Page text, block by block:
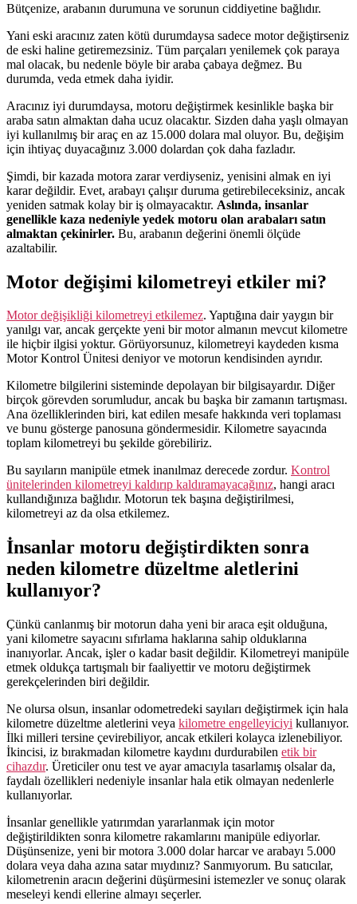
Bütçenize, arabanın durumuna ve sorunun ciddiyetine bağlıdır.
Yani eski aracınız zaten kötü durumdaysa sadece motor değiştirseniz
de eski haline getiremezsiniz. Tüm parçaları yenilemek çok paraya
mal olacak, bu nedenle böyle bir araba çabaya değmez. Bu
durumda, veda etmek daha iyidir.
Aracınız iyi durumdaysa, motoru değiştirmek kesinlikle başka bir
araba satın almaktan daha ucuz olacaktır. Sizden daha yaşlı olmayan
iyi kullanılmış bir araç en az 15.000 dolara mal oluyor. Bu, değişim
için ihtiyaç duyacağınız 3.000 dolardan çok daha fazladır.
Şimdi, bir kazada motora zarar verdiyseniz, yenisini almak en iyi
karar değildir. Evet, arabayı çalışır duruma getirebileceksiniz, ancak
yeniden satmak kolay bir iş olmayacaktır. Aslında, insanlar
genellikle kaza nedeniyle yedek motoru olan arabaları satın
almaktan çekinirler. Bu, arabanın değerini önemli ölçüde
azaltabilir.
Motor değişimi kilometreyi etkiler mi?
Motor değişikliği kilometreyi etkilemez. Yaptığına dair yaygın bir
yanılgı var, ancak gerçekte yeni bir motor almanın mevcut kilometre
ile hiçbir ilgisi yoktur. Görüyorsunuz, kilometreyi kaydeden kısma
Motor Kontrol Ünitesi deniyor ve motorun kendisinden ayrıdır.
Kilometre bilgilerini sisteminde depolayan bir bilgisayardır. Diğer
birçok görevden sorumludur, ancak bu başka bir zamanın tartışması.
Ana özelliklerinden biri, kat edilen mesafe hakkında veri toplaması
ve bunu gösterge panosuna göndermesidir. Kilometre sayacında
toplam kilometreyi bu şekilde görebiliriz.
Bu sayıların manipüle etmek inanılmaz derecede zordur. Kontrol
ünitelerinden kilometreyi kaldırıp kaldıramayacağınız, hangi aracı
kullandığınıza bağlıdır. Motorun tek başına değiştirilmesi,
kilometreyi az da olsa etkilemez.
İnsanlar motoru değiştirdikten sonra
neden kilometre düzeltme aletlerini
kullanıyor?
Çünkü canlanmış bir motorun daha yeni bir araca eşit olduğuna,
yani kilometre sayacını sıfırlama haklarına sahip olduklarına
inanıyorlar. Ancak, işler o kadar basit değildir. Kilometreyi manipüle
etmek oldukça tartışmalı bir faaliyettir ve motoru değiştirmek
gerekçelerinden biri değildir.
Ne olursa olsun, insanlar odometredeki sayıları değiştirmek için hala
kilometre düzeltme aletlerini veya kilometre engelleyiciyi kullanıyor.
İlki milleri tersine çevirebiliyor, ancak etkileri kolayca izlenebiliyor.
İkincisi, iz bırakmadan kilometre kaydını durdurabilen etik bir
cihazdır. Üreticiler onu test ve ayar amacıyla tasarlamış olsalar da,
faydalı özellikleri nedeniyle insanlar hala etik olmayan nedenlerle
kullanıyorlar.
İnsanlar genellikle yatırımdan yararlanmak için motor
değiştirildikten sonra kilometre rakamlarını manipüle ediyorlar.
Düşünsenize, yeni bir motora 3.000 dolar harcar ve arabayı 5.000
dolara veya daha azına satar mıydınız? Sanmıyorum. Bu satıcılar,
kilometrenin aracın değerini düşürmesini istemezler ve sonuç olarak
meseleyi kendi ellerine almayı seçerler.